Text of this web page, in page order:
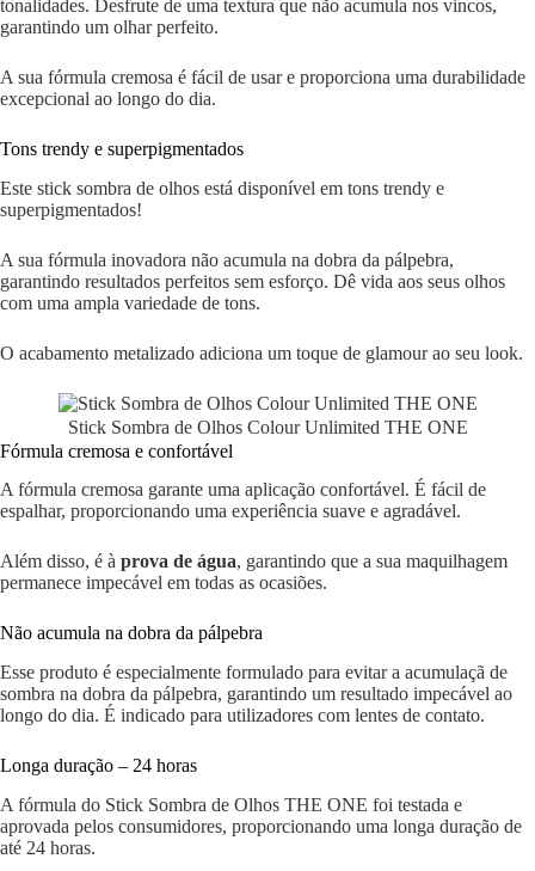
tonalidades. Desfrute de uma textura que não acumula nos vincos,
garantindo um olhar perfeito.
A sua fórmula cremosa é fácil de usar e proporciona uma durabilidade
excepcional ao longo do dia.
Tons trendy e superpigmentados
Este stick sombra de olhos está disponível em tons trendy e
superpigmentados!
A sua fórmula inovadora não acumula na dobra da pálpebra,
garantindo resultados perfeitos sem esforço. Dê vida aos seus olhos
com uma ampla variedade de tons.
O acabamento metalizado adiciona um toque de glamour ao seu look.
Stick Sombra de Olhos Colour Unlimited THE ONE
Fórmula cremosa e confortável
A fórmula cremosa garante uma aplicação confortável. É fácil de
espalhar, proporcionando uma experiência suave e agradável.
Além disso, é à prova de água, garantindo que a sua maquilhagem
permanece impecável em todas as ocasiões.
Não acumula na dobra da pálpebra
Esse produto é especialmente formulado para evitar a acumulaçã de
sombra na dobra da pálpebra, garantindo um resultado impecável ao
longo do dia. É indicado para utilizadores com lentes de contato.
Longa duração – 24 horas
A fórmula do Stick Sombra de Olhos THE ONE foi testada e
aprovada pelos consumidores, proporcionando uma longa duração de
até 24 horas.